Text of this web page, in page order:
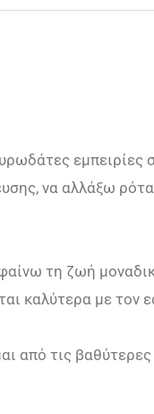
να αλλάξω
τη ζωή
καλύτερα με τον
από τις